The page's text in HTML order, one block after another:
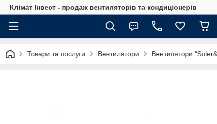
Клімат Інвест - продаж вентиляторів та кондиціонерів
Товари та послуги Вентилятори Вентилятори